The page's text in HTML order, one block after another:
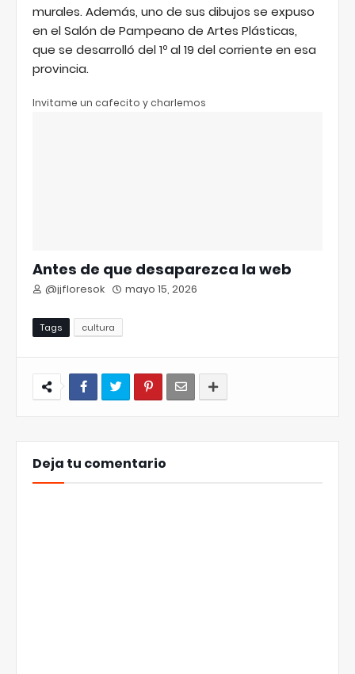
murales. Además, uno de sus dibujos se expuso
en el Salón de Pampeano de Artes Plásticas,
que se desarrolló del 1º al 19 del corriente en esa
provincia.
Invitame un cafecito y charlemos
Antes de que desaparezca la web
@jjfloresok mayo 15, 2026
Tags cultura
Deja tu comentario